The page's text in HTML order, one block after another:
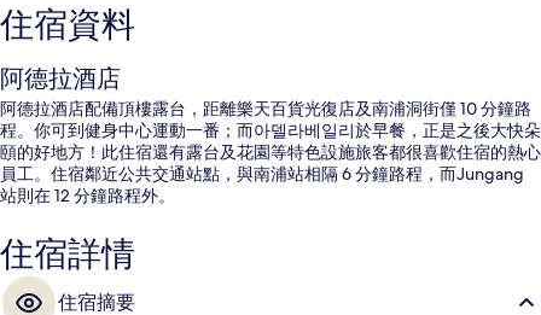
住宿資料
阿德拉酒店
阿德拉酒店配備頂樓露台，距離樂天百貨光復店及南浦洞街僅 10 分鐘路
程。你可到健身中心運動一番；而아델라베일리於早餐，正是之後大快朵
頤的好地方！此住宿還有露台及花園等特色設施旅客都很喜歡住宿的熱心
員工。住宿鄰近公共交通站點，與南浦站相隔 6 分鐘路程，而Jungang
站則在 12 分鐘路程外。
住宿詳情
住宿摘要